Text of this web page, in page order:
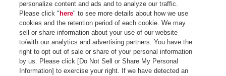
apollostation
田崎SS / ＴＯＫＯアクロモビリティ（株）
apollostation
城山上代SS / 南国殖産（株）
personalize content and ads and to analyze our traffic.
Please click " here" to see more details about how we use
cookies and the retention period of each cookie. We may
sell or share information about your use of our website
to/with our analytics and advertising partners. You have the
right to opt out of sale or share of your personal information
by us. Please click [Do Not Sell or Share My Personal
Information] to exercise your right. If we have detected an